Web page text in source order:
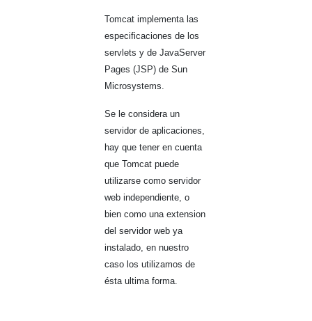
Tomcat implementa las
especificaciones de los
servlets y de JavaServer
Pages (JSP) de Sun
Microsystems.
Se le considera un
servidor de aplicaciones,
hay que tener en cuenta
que Tomcat puede
utilizarse como servidor
web independiente, o
bien como una extension
del servidor web ya
instalado, en nuestro
caso los utilizamos de
ésta ultima forma.